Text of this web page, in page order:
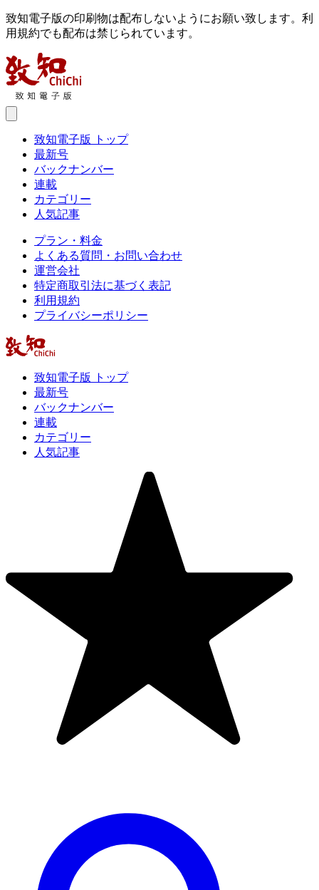
致知電子版の印刷物は配布しないようにお願い致します。利
用規約でも配布は禁じられています。
致知電子版 トップ
最新号
バックナンバー
連載
カテゴリー
人気記事
プラン・料金
よくある質問・お問い合わせ
運営会社
特定商取引法に基づく表記
利用規約
プライバシーポリシー
致知電子版 トップ
最新号
バックナンバー
連載
カテゴリー
人気記事